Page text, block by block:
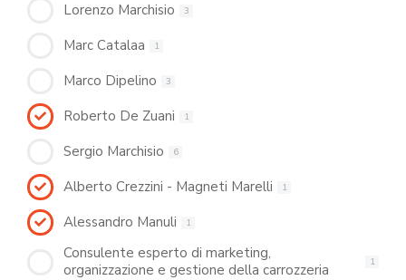
Lorenzo Marchisio 3
Marc Catalaa 1
Marco Dipelino 3
Roberto De Zuani 1
Sergio Marchisio 6
Alberto Crezzini - Magneti Marelli 1
Alessandro Manuli 1
Consulente esperto di marketing,
organizzazione e gestione della carrozzeria
1